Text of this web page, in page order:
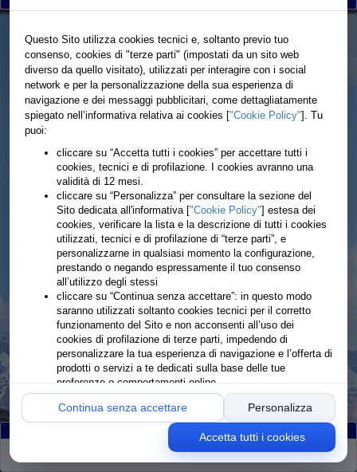
:134 Ritirati:7 Rimanenti:0
Questo Sito utilizza cookies tecnici e, soltanto previo tuo
consenso, cookies di "terze parti" (impostati da un sito web
diverso da quello visitato), utilizzati per interagire con i social
network e per la personalizzazione della sua esperienza di
navigazione e dei messaggi pubblicitari, come dettagliatamente
spiegato nell’informativa relativa ai cookies ["Cookie Policy"]. Tu
puoi:
cliccare su “Accetta tutti i cookies” per accettare tutti i
cookies, tecnici e di profilazione. I cookies avranno una
validità di 12 mesi.
cliccare su “Personalizza” per consultare la sezione del
Sito dedicata all'informativa ["Cookie Policy"] estesa dei
cookies, verificare la lista e la descrizione di tutti i cookies
utilizzati, tecnici e di profilazione di “terze parti”, e
personalizzarne in qualsiasi momento la configurazione,
prestando o negando espressamente il tuo consenso
all’utilizzo degli stessi
cliccare su “Continua senza accettare”: in questo modo
saranno utilizzati soltanto cookies tecnici per il corretto
funzionamento del Sito e non acconsenti all’uso dei
cookies di profilazione di terze parti, impedendo di
personalizzare la tua esperienza di navigazione e l’offerta di
prodotti o servizi a te dedicati sulla base delle tue
preferenze o comportamenti online
Continua senza accettare Personalizza
Accetta tutti i cookies